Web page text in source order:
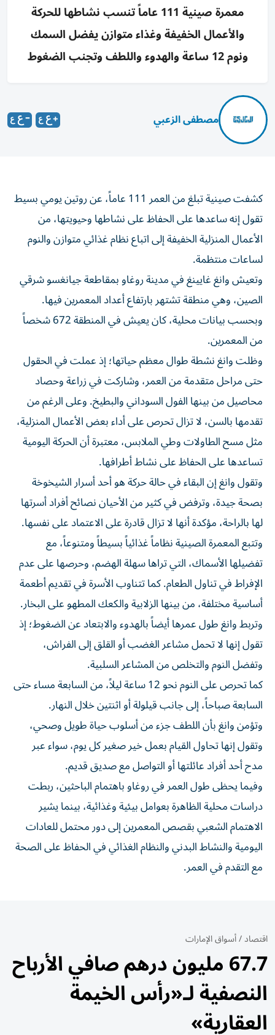
معمرة صينية 111 عاماً تنسب نشاطها للحركة
والأعمال الخفيفة وغذاء متوازن يفضل السمك
ونوم 12 ساعة والهدوء واللطف وتجنب الضغوط
مصطفى الزعبي
كشفت صينية تبلغ من العمر 111 عاماً، عن روتين يومي بسيط
تقول إنه ساعدها على الحفاظ على نشاطها وحيويتها، من
الأعمال المنزلية الخفيفة إلى اتباع نظام غذائي متوازن والنوم
لساعات منتظمة.
وتعيش وانغ غايينغ في مدينة روغاو بمقاطعة جيانغسو شرقي
الصين، وهي منطقة تشتهر بارتفاع أعداد المعمرين فيها.
وبحسب بيانات محلية، كان يعيش في المنطقة 672 شخصاً
من المعمرين.
وظلت وانغ نشطة طوال معظم حياتها؛ إذ عملت في الحقول
حتى مراحل متقدمة من العمر، وشاركت في زراعة وحصاد
محاصيل من بينها الفول السوداني والبطيخ. وعلى الرغم من
تقدمها بالسن، لا تزال تحرص على أداء بعض الأعمال المنزلية،
مثل مسح الطاولات وطي الملابس، معتبرة أن الحركة اليومية
تساعدها على الحفاظ على نشاط أطرافها.
وتقول وانغ إن البقاء في حالة حركة هو أحد أسرار الشيخوخة
بصحة جيدة، وترفض في كثير من الأحيان نصائح أفراد أسرتها
لها بالراحة، مؤكدة أنها لا تزال قادرة على الاعتماد على نفسها.
وتتبع المعمرة الصينية نظاماً غذائياً بسيطاً ومتنوعاً، مع
تفضيلها الأسماك، التي تراها سهلة الهضم، وحرصها على عدم
الإفراط في تناول الطعام. كما تتناوب الأسرة في تقديم أطعمة
أساسية مختلفة، من بينها الزلابية والكعك المطهو على البخار.
وتربط وانغ طول عمرها أيضاً بالهدوء والابتعاد عن الضغوط؛ إذ
تقول إنها لا تحمل مشاعر الغضب أو القلق إلى الفراش،
وتفضل النوم والتخلص من المشاعر السلبية.
كما تحرص على النوم نحو 12 ساعة ليلاً، من السابعة مساء حتى
السابعة صباحاً، إلى جانب قيلولة أو اثنتين خلال النهار.
وتؤمن وانغ بأن اللطف جزء من أسلوب حياة طويل وصحي،
وتقول إنها تحاول القيام بعمل خير صغير كل يوم، سواء عبر
مدح أحد أفراد عائلتها أو التواصل مع صديق قديم.
وفيما يحظى طول العمر في روغاو باهتمام الباحثين، ربطت
دراسات محلية الظاهرة بعوامل بيئية وغذائية، بينما يشير
الاهتمام الشعبي بقصص المعمرين إلى دور محتمل للعادات
اليومية والنشاط البدني والنظام الغذائي في الحفاظ على الصحة
مع التقدم في العمر.
اقتصاد/أسواق الإمارات
67.7 مليون درهم صافي الأرباح
النصفية لـ«رأس الخيمة
العقارية»